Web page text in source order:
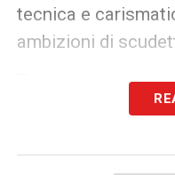
tecnica e
ambizioni di
QUOTE MILAN